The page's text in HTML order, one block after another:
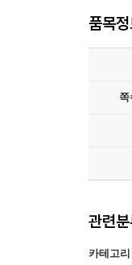
품목
쪽
관련
카테고